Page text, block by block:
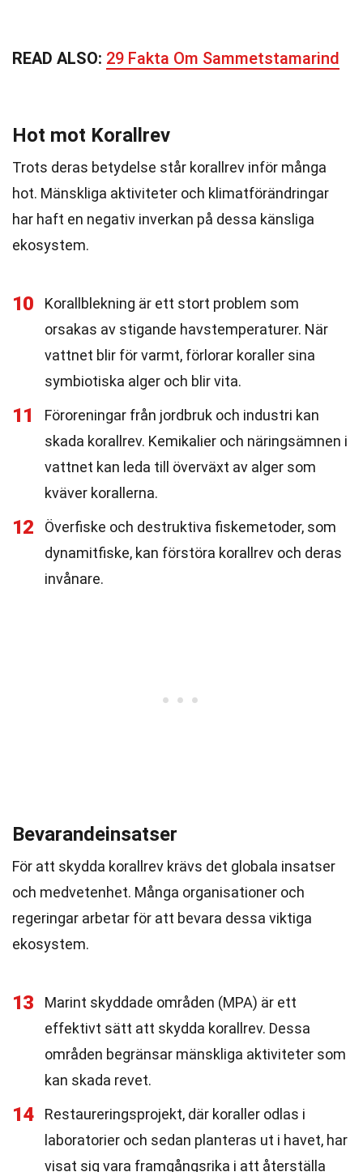
READ ALSO: 29 Fakta Om Sammetstamarind
Hot mot Korallrev
Trots deras betydelse står korallrev inför många
hot. Mänskliga aktiviteter och klimatförändringar
har haft en negativ inverkan på dessa känsliga
ekosystem.
10
Korallblekning är ett stort problem som
orsakas av stigande havstemperaturer. När
vattnet blir för varmt, förlorar koraller sina
symbiotiska alger och blir vita.
11
Föroreningar från jordbruk och industri kan
skada korallrev. Kemikalier och näringsämnen i
vattnet kan leda till överväxt av alger som
kväver korallerna.
12
Överfiske och destruktiva fiskemetoder, som
dynamitfiske, kan förstöra korallrev och deras
invånare.
Bevarandeinsatser
För att skydda korallrev krävs det globala insatser
och medvetenhet. Många organisationer och
regeringar arbetar för att bevara dessa viktiga
ekosystem.
13
Marint skyddade områden (MPA) är ett
effektivt sätt att skydda korallrev. Dessa
områden begränsar mänskliga aktiviteter som
kan skada revet.
14
Restaureringsprojekt, där koraller odlas i
laboratorier och sedan planteras ut i havet, har
visat sig vara framgångsrika i att återställa